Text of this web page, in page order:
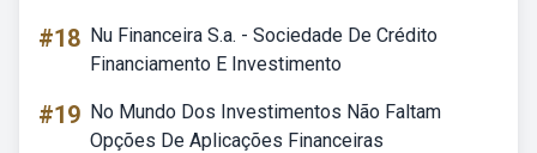
#18 Nu Financeira S.a. - Sociedade De Crédito
Financiamento E Investimento
#19 No Mundo Dos Investimentos Não Faltam
Opções De Aplicações Financeiras